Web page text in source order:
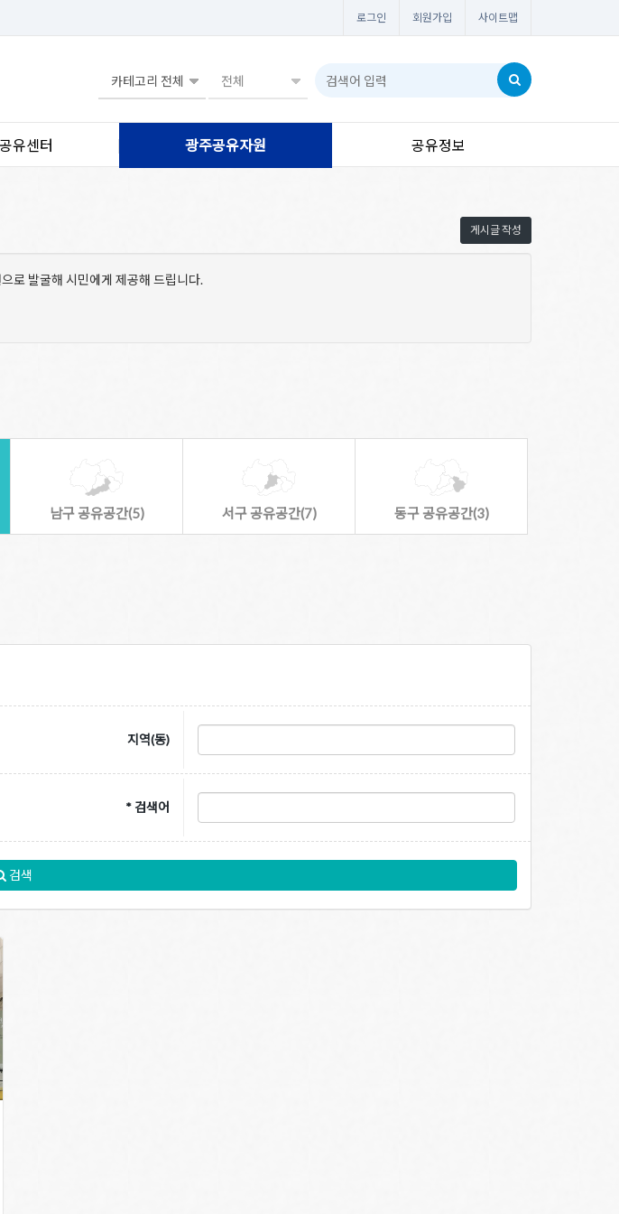
로그인 회원가입 사이트맵
유센터 광주공유자원 공유정보
게시글 작성
로 발굴해 시민에게 제공해 드립니다.
남구 공유공간(5) 서구 공유공간(7) 동구 공유공간(3)
지역(동)
* 검색어
검색